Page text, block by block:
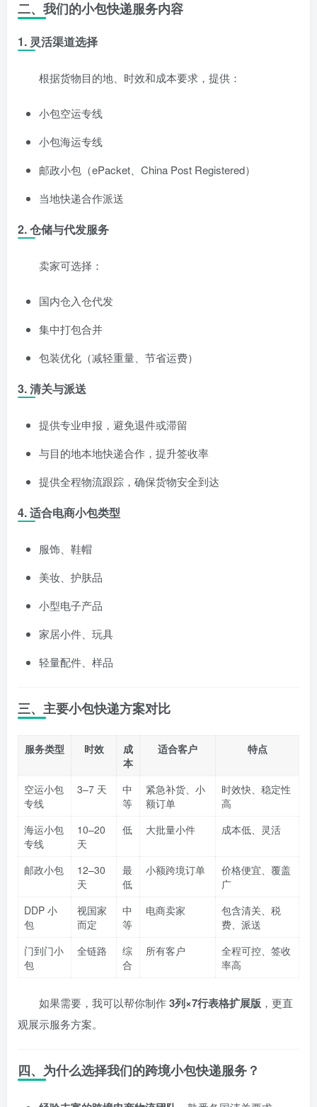
二、我们的小包快递服务内容
1. 灵活渠道选择
根据货物目的地、时效和成本要求，提供：
小包空运专线
小包海运专线
邮政小包（ePacket、China Post Registered）
当地快递合作派送
2. 仓储与代发服务
卖家可选择：
国内仓入仓代发
集中打包合并
包装优化（减轻重量、节省运费）
3. 清关与派送
提供专业申报，避免退件或滞留
与目的地本地快递合作，提升签收率
提供全程物流跟踪，确保货物安全到达
4. 适合电商小包类型
服饰、鞋帽
美妆、护肤品
小型电子产品
家居小件、玩具
轻量配件、样品
三、主要小包快递方案对比
服务类型 时效
成
本
适合客户 特点
空运小包
专线
3–7 天
中
等
紧急补货、小
额订单
时效快、稳定性
高
海运小包
专线
10–20
天
低 大批量小件 成本低、灵活
邮政小包
12–30
天
最
低
小额跨境订单
价格便宜、覆盖
广
DDP 小
包
视国家
而定
中
等
电商卖家
包含清关、税
费、派送
门到门小
包
全链路
综
合
所有客户
全程可控、签收
率高
如果需要，我可以帮你制作3列×7行表格扩展版 ，更直
观展示服务方案。
四、为什么选择我们的跨境小包快递服务？